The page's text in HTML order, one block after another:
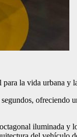
la vida urbana y
ofreciendo
iluminada y